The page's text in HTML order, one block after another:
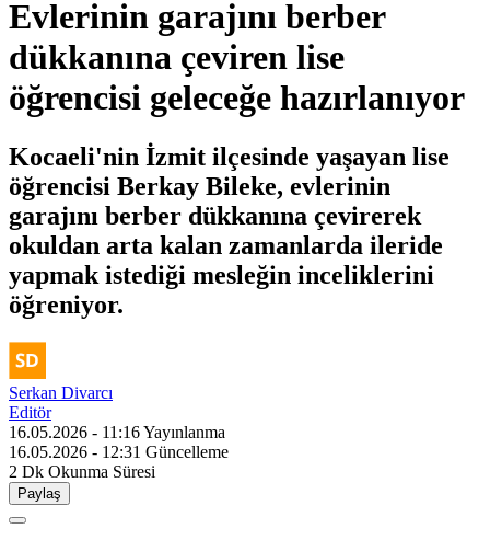
Evlerinin garajını berber
dükkanına çeviren lise
öğrencisi geleceğe hazırlanıyor
Kocaeli'nin İzmit ilçesinde yaşayan lise
öğrencisi Berkay Bileke, evlerinin
garajını berber dükkanına çevirerek
okuldan arta kalan zamanlarda ileride
yapmak istediği mesleğin inceliklerini
öğreniyor.
Serkan Divarcı
Editör
16.05.2026 - 11:16Yayınlanma
16.05.2026 - 12:31 Güncelleme
2 Dk Okunma Süresi
Paylaş